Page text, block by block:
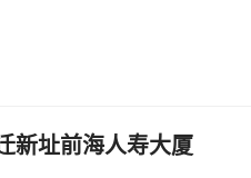
新址前海人寿大厦